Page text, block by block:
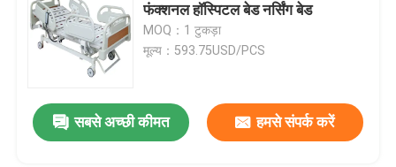
फंक्शनल हॉस्पिटल बेड नर्सिंग बेड
MOQ：1 टुकड़ा
मूल्य：593.75USD/PCS
सबसे अच्छी कीमत हमसे संपर्क करें